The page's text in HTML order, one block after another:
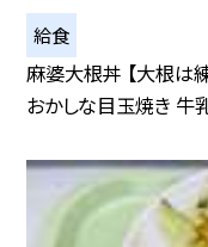
給食
麻婆大根丼 【大根は
おかしな目玉焼き 牛